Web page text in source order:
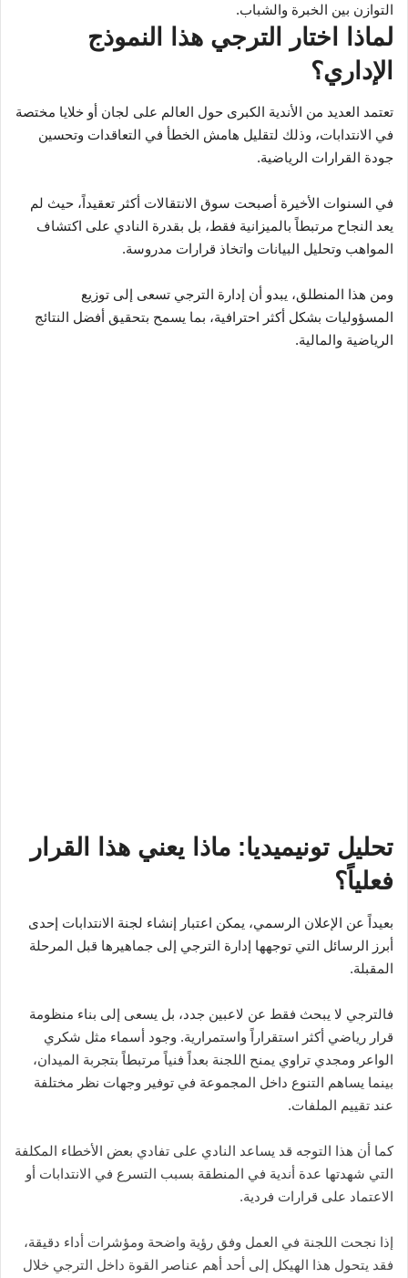
التوازن بين الخبرة والشباب.
لماذا اختار الترجي هذا النموذج
الإداري؟
تعتمد العديد من الأندية الكبرى حول العالم على لجان أو خلايا مختصة
في الانتدابات، وذلك لتقليل هامش الخطأ في التعاقدات وتحسين
جودة القرارات الرياضية.
في السنوات الأخيرة أصبحت سوق الانتقالات أكثر تعقيداً، حيث لم
يعد النجاح مرتبطاً بالميزانية فقط، بل بقدرة النادي على اكتشاف
المواهب وتحليل البيانات واتخاذ قرارات مدروسة.
ومن هذا المنطلق، يبدو أن إدارة الترجي تسعى إلى توزيع
المسؤوليات بشكل أكثر احترافية، بما يسمح بتحقيق أفضل النتائج
الرياضية والمالية.
تحليل تونيميديا: ماذا يعني هذا القرار
فعلياً؟
بعيداً عن الإعلان الرسمي، يمكن اعتبار إنشاء لجنة الانتدابات إحدى
أبرز الرسائل التي توجهها إدارة الترجي إلى جماهيرها قبل المرحلة
المقبلة.
فالترجي لا يبحث فقط عن لاعبين جدد، بل يسعى إلى بناء منظومة
قرار رياضي أكثر استقراراً واستمرارية. وجود أسماء مثل شكري
الواعر ومجدي تراوي يمنح اللجنة بعداً فنياً مرتبطاً بتجربة الميدان،
بينما يساهم التنوع داخل المجموعة في توفير وجهات نظر مختلفة
عند تقييم الملفات.
كما أن هذا التوجه قد يساعد النادي على تفادي بعض الأخطاء المكلفة
التي شهدتها عدة أندية في المنطقة بسبب التسرع في الانتدابات أو
الاعتماد على قرارات فردية.
إذا نجحت اللجنة في العمل وفق رؤية واضحة ومؤشرات أداء دقيقة،
فقد يتحول هذا الهيكل إلى أحد أهم عناصر القوة داخل الترجي خلال